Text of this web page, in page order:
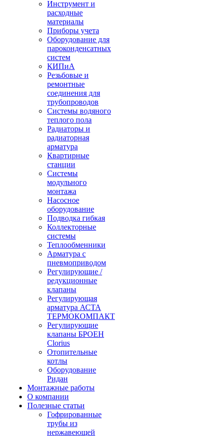
Инструмент и
расходные
материалы
Приборы учета
Оборудование для
пароконденсатных
систем
КИПиА
Резьбовые и
ремонтные
соединения для
трубопроводов
Системы водяного
теплого пола
Радиаторы и
радиаторная
арматура
Квартирные
станции
Системы
модульного
монтажа
Насосное
оборудование
Подводка гибкая
Коллекторные
системы
Теплообменники
Арматура с
пневмоприводом
Регулирующие /
редукционные
клапаны
Регулирующая
арматура АСТА
ТЕРМОКОМПАКТ
Регулирующие
клапаны БРОЕН
Clorius
Отопительные
котлы
Оборудование
Ридан
Монтажные работы
О компании
Полезные статьи
Гофрированные
трубы из
нержавеющей